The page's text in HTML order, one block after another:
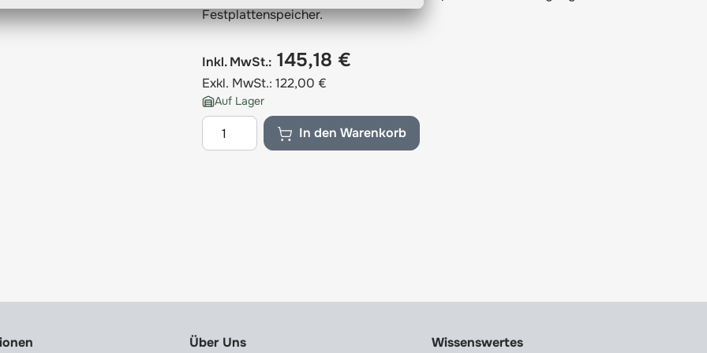
Festplattenspeicher.
Inkl. MwSt.: 145,18 €
Exkl. MwSt.: 122,00 €
Auf Lager
Menge
In den Warenkorb
Über Uns Wissenswertes